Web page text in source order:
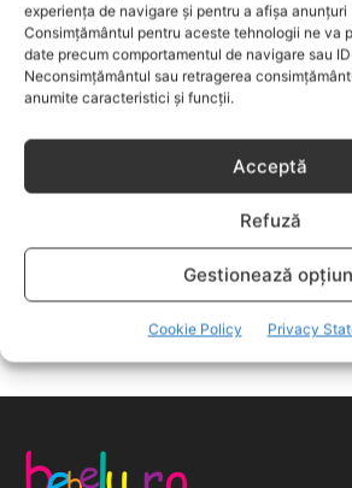
experiența de navigare și pentru a afișa
Consimțământul pentru aceste tehnologii ne va
date precum comportamentul de navigare sau
Neconsimțământul sau retragerea
anumite caracteristici și funcții.
Acceptă
Refuză
Gestionează
Cookie Policy Privacy
LIFESTYLE
COPII
FAMILIA
SANATATE COPII
DEZVOLTAREA COPILULUI
RETETE